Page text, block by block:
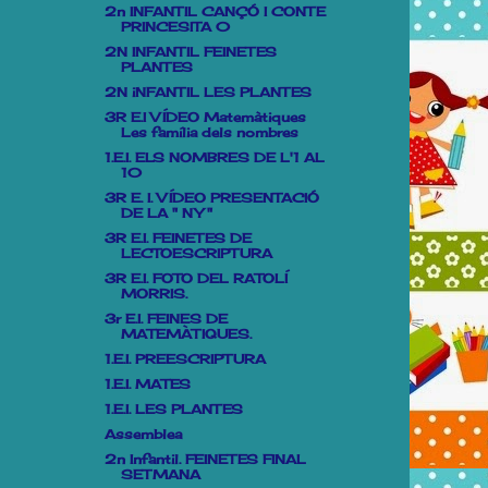
2n INFANTIL CANÇÓ I CONTE
PRINCESITA 0
2N INFANTIL FEINETES
PLANTES
2N iNFANTIL LES PLANTES
3R E.I VÍDEO Matemàtiques
Les família dels nombres
1.E.I. ELS NOMBRES DE L'1 AL
10
3R E. I. VÍDEO PRESENTACIÓ
DE LA " NY "
3R E.I. FEINETES DE
LECTOESCRIPTURA
3R E.I. FOTO DEL RATOLÍ
MORRIS.
3r E.I. FEINES DE
MATEMÀTIQUES.
1.E.I. PREESCRIPTURA
1.E.I. MATES
1.E.I. LES PLANTES
Assemblea
2n Infantil. FEINETES FINAL
SETMANA